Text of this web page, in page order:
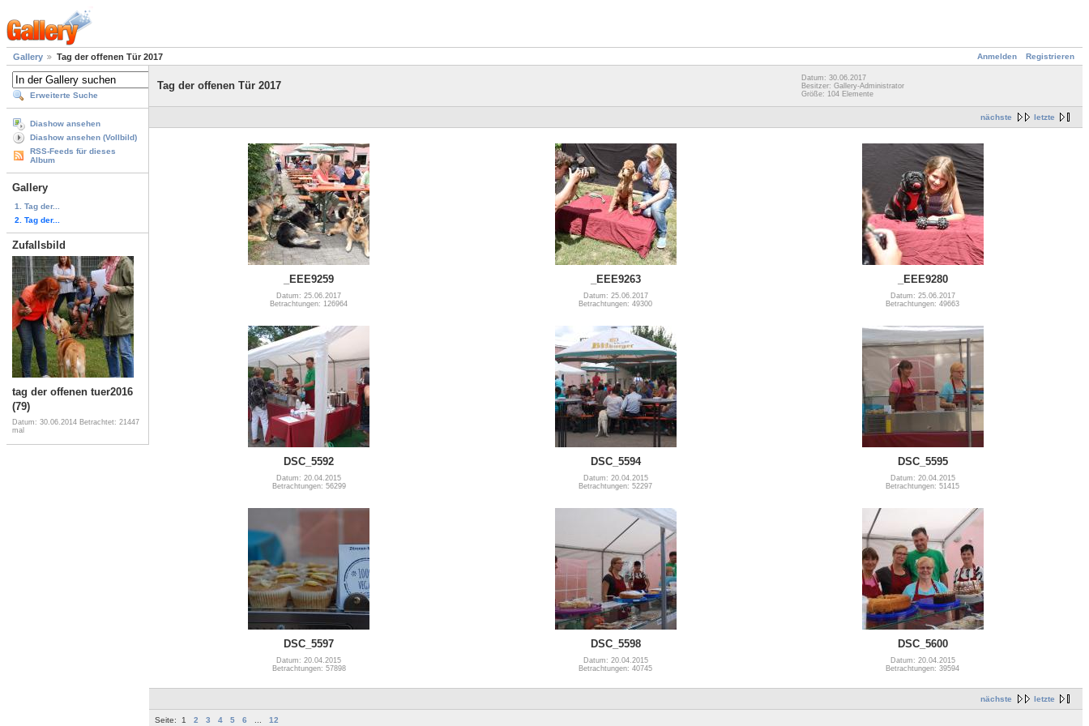
Anmelden Registrieren
Gallery Tag der offenen Tür 2017
Erweiterte Suche
Diashow ansehen
Diashow ansehen (Vollbild)
RSS-Feeds für dieses
Album
Gallery
1. Tag der...
2. Tag der...
Zufallsbild
tag der offenen tuer2016
(79)
Datum: 30.06.2014 Betrachtet: 21447
mal
Tag der offenen Tür 2017
Datum: 30.06.2017
Besitzer: Gallery-Administrator
Größe: 104 Elemente
nächste letzte
_EEE9259
Datum: 25.06.2017
Betrachtungen: 126964
_EEE9263
Datum: 25.06.2017
Betrachtungen: 49300
_EEE9280
Datum: 25.06.2017
Betrachtungen: 49663
DSC_5592
Datum: 20.04.2015
Betrachtungen: 56299
DSC_5594
Datum: 20.04.2015
Betrachtungen: 52297
DSC_5595
Datum: 20.04.2015
Betrachtungen: 51415
DSC_5597
Datum: 20.04.2015
Betrachtungen: 57898
DSC_5598
Datum: 20.04.2015
Betrachtungen: 40745
DSC_5600
Datum: 20.04.2015
Betrachtungen: 39594
nächste letzte
Seite: 1 2 3 4 5 6 12